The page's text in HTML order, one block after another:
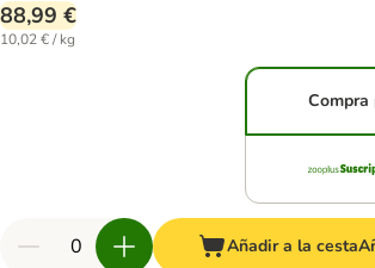
88,99 €
10,02 € / kg
Añadir a la cesta